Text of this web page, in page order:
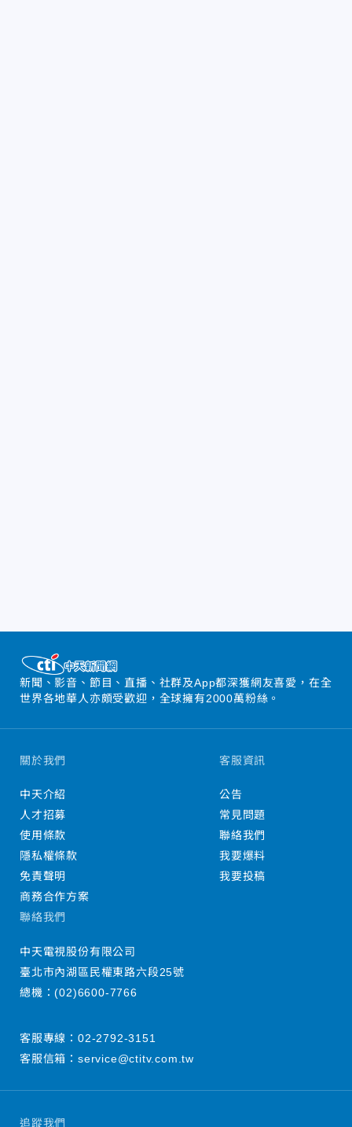
新聞、影音、節目、直播、社群及App都深獲網友喜愛，在全
世界各地華人亦頗受歡迎，全球擁有2000萬粉絲。
追蹤我們
關於我們
中天介紹
人才招募
使用條款
隱私權條款
免責聲明
商務合作方案
客服資訊
公告
常見問題
聯絡我們
我要爆料
我要投稿
聯絡我們
中天電視股份有限公司
臺北市內湖區民權東路六段25號
總機：(02)6600-7766
客服專線： 02-2792-3151
客服信箱： service@ctitv.com.tw